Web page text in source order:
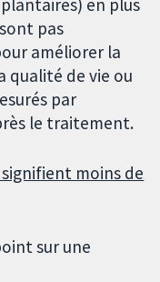
en plus
pas
améliorer la
qualité de vie ou
par
le traitement.
moins de
sur une